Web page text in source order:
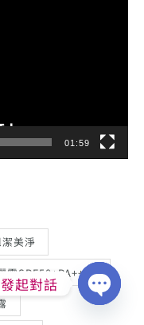
01:59
美淨
SPF50+PA++++
發起對話
Open